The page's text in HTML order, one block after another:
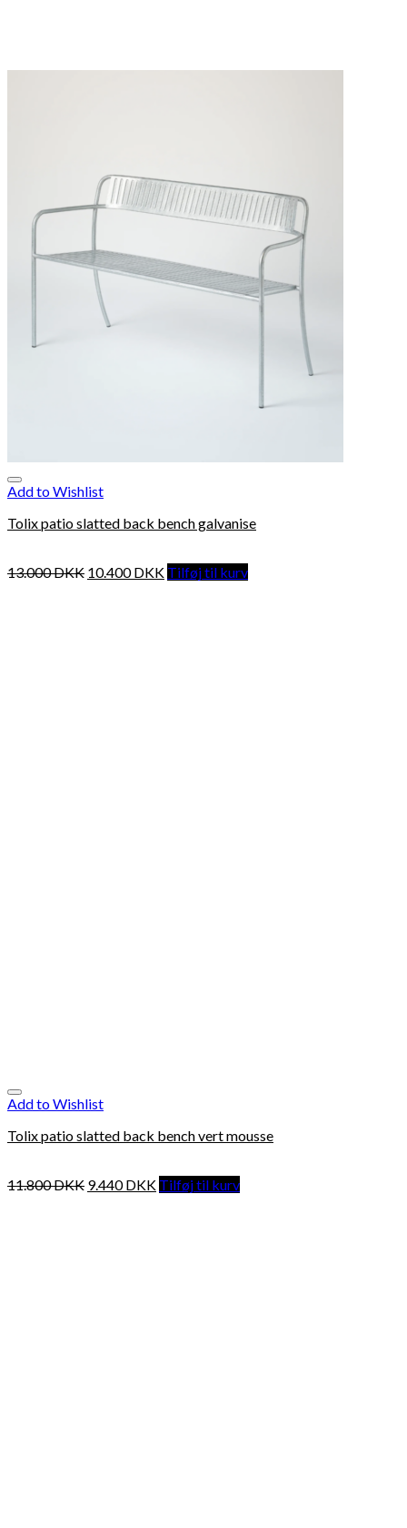
Add to Wishlist
Tolix patio slatted back bench galvanise
13.000DKK 10.400DKK Tilføj til kurv
Add to Wishlist
Tolix patio slatted back bench vert mousse
11.800DKK 9.440DKK Tilføj til kurv